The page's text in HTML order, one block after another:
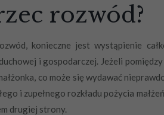
rozwód?
konieczne jest wystąpienie
i gospodarczej. Jeżeli
co może się wydawać
i zupełnego rozkładu pożycia
drugiej strony.